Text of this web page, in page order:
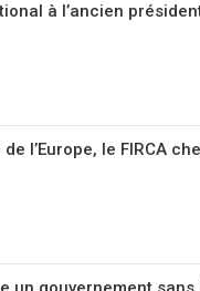
à l’ancien
de l’Europe, le FIRCA